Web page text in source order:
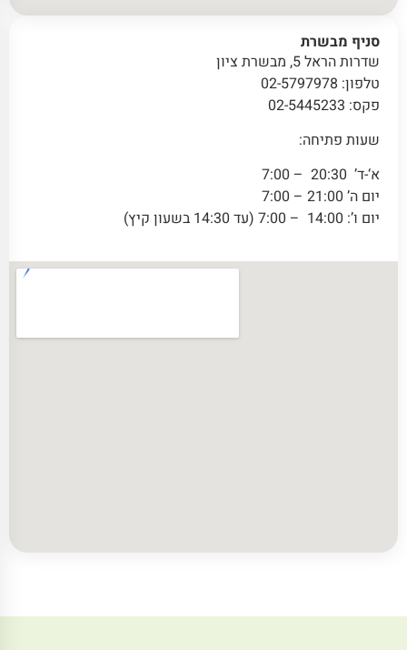
סניף מבשרת
שדרות הראל 5, מבשרת ציון
טלפון: 02-5797978
פקס: 02-5445233
שעות פתיחה:
א‘-ד’ 20:30 – 7:00
יום ה’ 21:00 – 7:00
יום ו’: 14:00 – 7:00 (עד 14:30 בשעון קיץ)